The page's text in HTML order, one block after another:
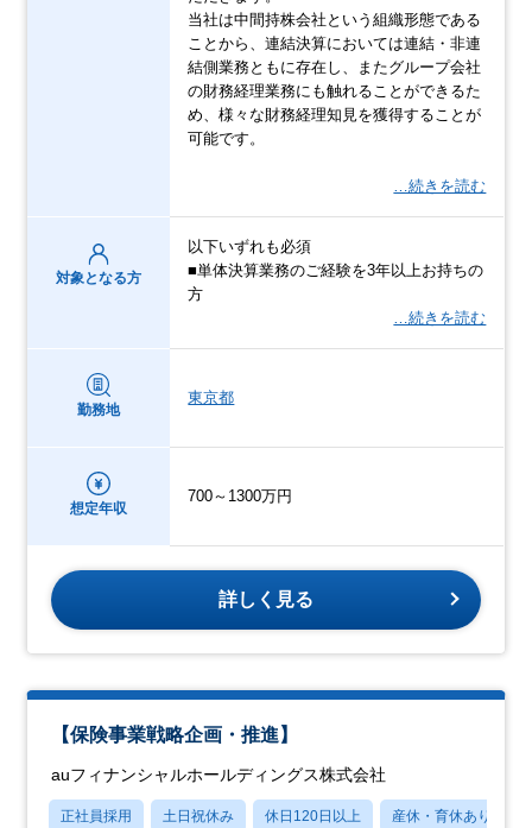
当社は中間持株会社という組織形態である
ことから、連結決算においては連結・非連
結側業務ともに存在し、またグループ会社
の財務経理業務にも触れることができるた
め、様々な財務経理知見を獲得することが
可能です。
…続きを読む
対象となる方
以下いずれも必須
■単体決算業務のご経験を3年以上お持ちの
方
…続きを読む
勤務地
東京都
想定年収
700～1300万円
詳しく見る
【保険事業戦略企画・推進】
auフィナンシャルホールディングス株式会社
正社員採用 土日祝休み 休日120日以上 産休・育休あり